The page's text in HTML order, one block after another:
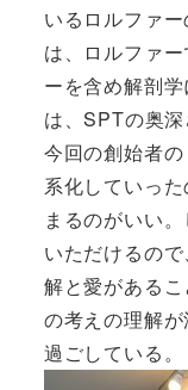
いるロルファ
は、ロルファ
ーを含め解剖
は、SPTの奥深
今回の創始者
系化していっ
まるのがいい
いただけるの
解と愛がある
の考えの理解
過ごしている。